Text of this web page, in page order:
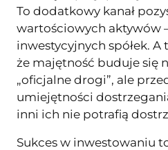
To dodatkowy kanał
wartościowych aktywów
inwestycyjnych spółek.
że majętność buduje się
„oficjalne drogi”, ale
umiejętności
inni ich nie potrafią
Sukces w inwestowaniu